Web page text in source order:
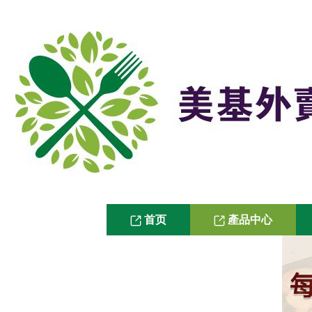
首页 產品中心